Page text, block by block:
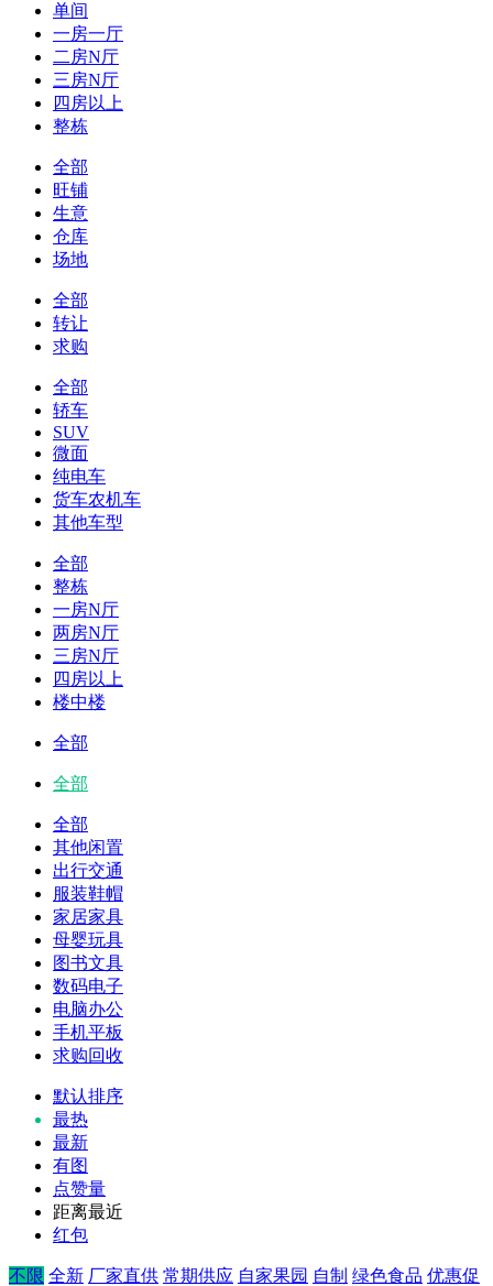
单间
一房一厅
二房N厅
三房N厅
四房以上
整栋
全部
旺铺
生意
仓库
场地
全部
转让
求购
全部
轿车
SUV
微面
纯电车
货车农机车
其他车型
全部
整栋
一房N厅
两房N厅
三房N厅
四房以上
楼中楼
全部
全部
全部
其他闲置
出行交通
服装鞋帽
家居家具
母婴玩具
图书文具
数码电子
电脑办公
手机平板
求购回收
默认排序
最热
最新
有图
点赞量
距离最近
红包
不限 全新 厂家直供 常期供应 自家果园 自制 绿色食品 优惠促